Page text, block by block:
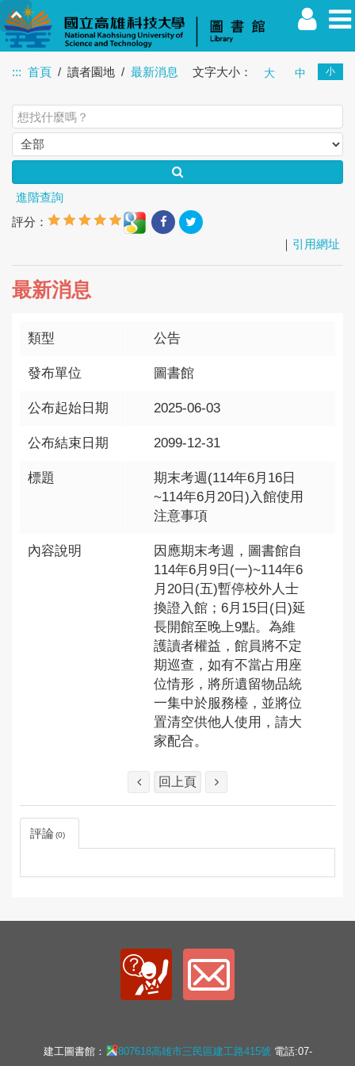
教職員 學生 校友 其他 訪客
::: 首頁 讀者園地 最新消息 文字大小： 大 中 小
進階查詢
評分：
｜ 引用網址
最新消息
類型 公告
發布單位 圖書館
公布起始日期 2025-06-03
公布結束日期 2099-12-31
標題
期末考週(114年6月16日
~114年6月20日)入館使用
注意事項
內容說明
因應期末考週，圖書館自
114年6月9日(一)~114年6
月20日(五)暫停校外人士
換證入館；6月15日(日)延
長開館至晚上9點。為維
護讀者權益，館員將不定
期巡查，如有不當占用座
位情形，將所遺留物品統
一集中於服務檯，並將位
置清空供他人使用，請大
家配合。
回上頁
評論 0
建工圖書館： 807618高雄市三民區建工路415號電話:07-